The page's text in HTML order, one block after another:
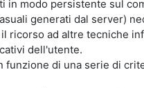
modo persistente sul
generati dal server)
ricorso ad altre tecniche
dell'utente.
di una serie di